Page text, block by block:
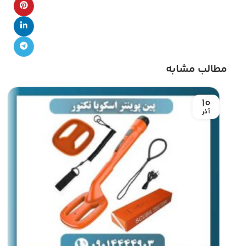
مطالب مشابه
10
آذر